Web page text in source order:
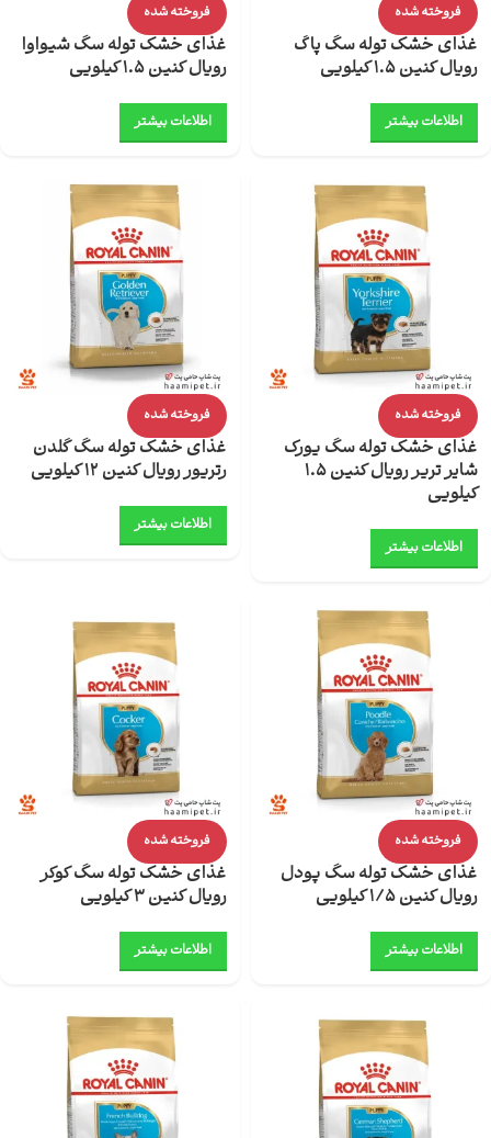
فروخته شده
غذای خشک توله سگ پاگ
رویال کنین 1.5 کیلویی
اطلاعات بیشتر
فروخته شده
غذای خشک توله سگ شیواوا
رویال کنین 1.5 کیلویی
اطلاعات بیشتر
فروخته شده
غذای خشک توله سگ یورک
شایر تریر رویال کنین 1.5
کیلویی
اطلاعات بیشتر
فروخته شده
غذای خشک توله سگ گلدن
رتریور رویال کنین 12 کیلویی
اطلاعات بیشتر
فروخته شده
غذای خشک توله سگ پودل
رویال کنین 1/5 کیلویی
اطلاعات بیشتر
فروخته شده
غذای خشک توله سگ کوکر
رویال کنین 3 کیلویی
اطلاعات بیشتر